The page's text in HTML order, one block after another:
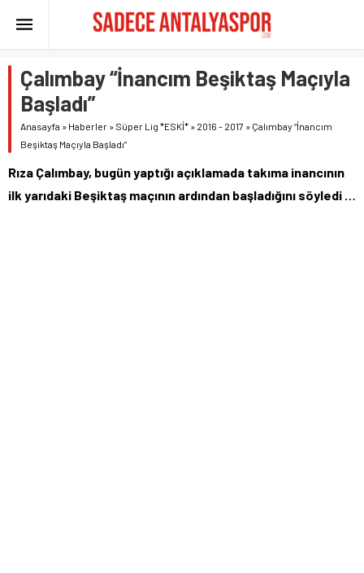
Çalımbay “İnancım Beşiktaş Maçıyla
Başladı”
Anasayfa » Haberler » Süper Lig *ESKİ* » 2016 - 2017 » Çalımbay “İnancım
Beşiktaş Maçıyla Başladı”
Rıza Çalımbay, bugün yaptığı açıklamada takıma inancının
ilk yarıdaki Beşiktaş maçının ardından başladığını söyledi …